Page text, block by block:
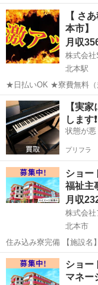
フロー✅を入力してからお願いします。 ＜
車に使われる トランスア
お仕事...
埼玉 北本市 その
【 さ
本市】
月収
株式会
北本駅
★日払いOK ★寮費無料
翌日） ■ お仕事例 ・半導体部品のマシンオペレーター ・自動車の組
立や部品の加工 ・電子部
埼玉 北本市 北本駅
【実
します❗️
状態が
プリフラ
ショー
福祉主
月収
株式会
北本市
住み込み寮完備 【施設名】 株式会社アズ・ライフケア あずみ苑北本
【勤務地】 埼玉県 北本市 【アクセス】 北本駅から徒歩21分 北本駅/
桶川駅/鴻巣駅 【雇用形態】常勤(日勤のみ) 【募集職種】生活相談員
【...
埼玉 北本市 介護士
ショー
マネー